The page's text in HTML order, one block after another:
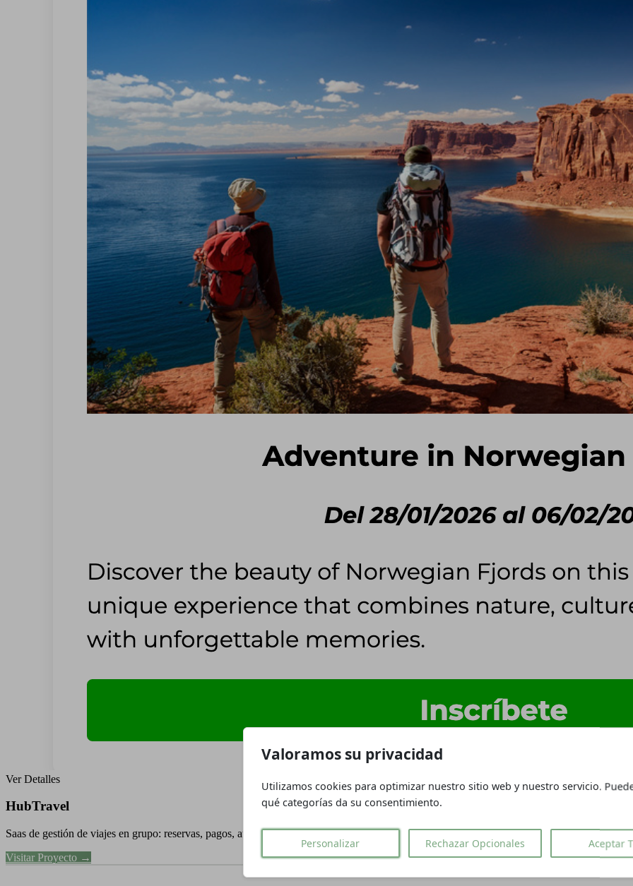
Ver Detalles
HubTravel
Saas de gestión de viajes en grupo: reservas, pagos, automatizaciones... Desarrollado en Laravel 12 y Filament v3
Visitar Proyecto →
Valoramos su privacidad
Utilizamos cookies para optimizar nuestro sitio web y nuestro servicio.
qué categorías da su consentimiento.
Personalizar Rechazar Opcionales Aceptar